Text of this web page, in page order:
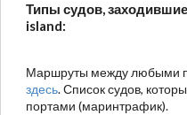
Типы судов,
island:
Маршруты между любыми
здесь. Список судов,
портами (маринтрафик).